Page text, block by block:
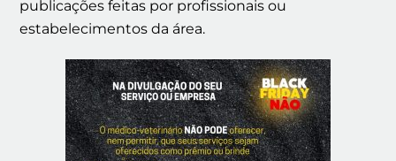
publicações feitas por profissionais ou
estabelecimentos da área.